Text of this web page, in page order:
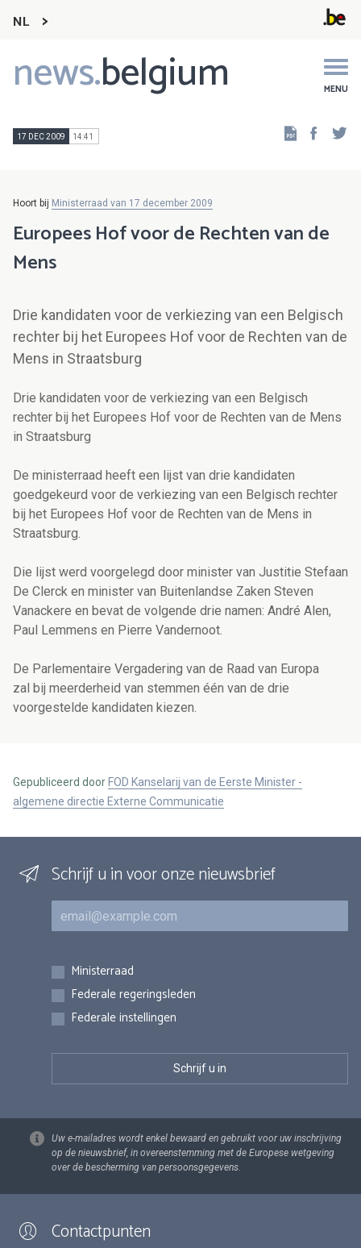
NL
news.belgium MENU
Main
navigation
17 DEC 2009 14:41
Hoort bij Ministerraad van 17 december 2009
Europees Hof voor de Rechten van de
Mens
Drie kandidaten voor de verkiezing van een Belgisch
rechter bij het Europees Hof voor de Rechten van de
Mens in Straatsburg
Drie kandidaten voor de verkiezing van een Belgisch
rechter bij het Europees Hof voor de Rechten van de Mens
in Straatsburg
De ministerraad heeft een lijst van drie kandidaten
goedgekeurd voor de verkiezing van een Belgisch rechter
bij het Europees Hof voor de Rechten van de Mens in
Straatsburg.
Die lijst werd voorgelegd door minister van Justitie Stefaan
De Clerck en minister van Buitenlandse Zaken Steven
Vanackere en bevat de volgende drie namen: André Alen,
Paul Lemmens en Pierre Vandernoot.
De Parlementaire Vergadering van de Raad van Europa
zal bij meerderheid van stemmen één van de drie
voorgestelde kandidaten kiezen.
Gepubliceerd door FOD Kanselarij van de Eerste Minister -
algemene directie Externe Communicatie
Schrijf u in voor onze nieuwsbrief
E-mail
Inschrijvingen
Ministerraad
Federale regeringsleden
Federale instellingen
Uw e-mailadres wordt enkel bewaard en gebruikt voor uw inschrijving
op de nieuwsbrief, in overeenstemming met de Europese wetgeving
over de bescherming van persoonsgegevens.
Contactpunten